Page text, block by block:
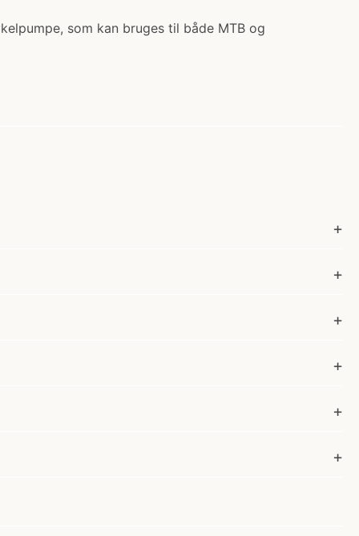
som kan bruges til både MTB og